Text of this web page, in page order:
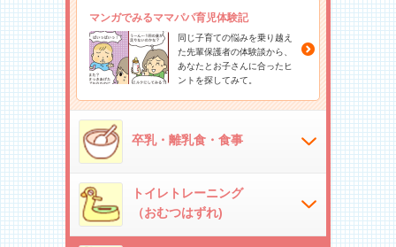
マンガでみるママパパ育児体験記
同じ子育ての悩みを乗り越え
た先輩保護者の体験談から、
あなたとお子さんに合ったヒ
ントを探してみて。
卒乳・離乳食・食事
トイレトレーニング
（おむつはずれ)